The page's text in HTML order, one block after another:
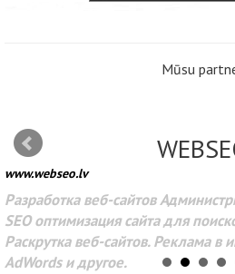
Mūsu
www.webseo.lv
Разработка веб-сайтов
SEO оптимизация сайта для
Раскрутка веб-сайтов. Реклама в
AdWords и другое.